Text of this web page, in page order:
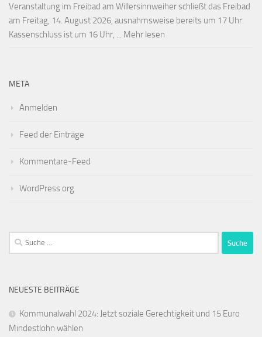
Veranstaltung im Freibad am Willersinnweiher schließt das Freibad
am Freitag, 14. August 2026, ausnahmsweise bereits um 17 Uhr.
Kassenschluss ist um 16 Uhr, ... Mehr lesen
META
Anmelden
Feed der Einträge
Kommentare-Feed
WordPress.org
Suche
nach:
NEUESTE BEITRÄGE
Kommunalwahl 2024: Jetzt soziale Gerechtigkeit und 15 Euro
Mindestlohn wählen